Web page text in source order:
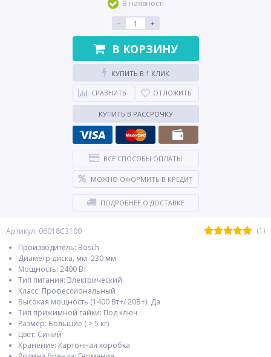
Артикул: 06018C3100
(1)
Производитель: Bosch
Диаметр диска, мм: 230 мм
Мощность: 2400 Вт
Тип питания: Электрический
Класс: Профессиональный
Высокая мощность (1400 Вт+/ 20В+): Да
Тип прижимной гайки: Под ключ
Размер: Большие ( > 5 кг)
Цвет: Синий
Хранение: Картонная коробка
В наявності
-
+
В КОРЗИНУ
КУПИТЬ В 1 КЛИК
СРАВНИТЬ ОТЛОЖИТЬ
КУПИТЬ В РАССРОЧКУ
ВСЕ СПОСОБЫ ОПЛАТЫ
МОЖНО ОФОРМИТЬ В КРЕДИТ
ПОДРОБНЕЕ О ДОСТАВКЕ